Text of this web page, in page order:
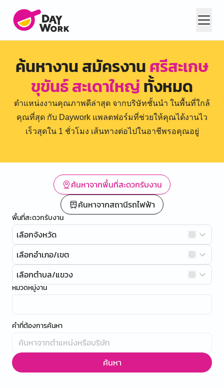
ค้นหางาน สมัครงานศรีสะเกษ
ขุขันธ์ สะเดาใหญ่ทั้งหมด
ตำแหน่งงานคุณภาพดีล่าสุด จากบริษัทชั้นนำ ในพื้นที่ใกล้
คุณที่สุด กับ Daywork แพลตฟอร์มที่ช่วยให้คุณได้งานไว
เร็วสุดใน 1 ชั่วโมง เส้นทางต่อไปในอาชีพรอคุณอยู่
ค้นหาจากพื้นที่สะดวกรับงาน
ค้นหาจากสถานีรถไฟฟ้า
พื้นที่สะดวกรับงาน
เลือกจังหวัด
เลือกอำเภอ/เขต
เลือกตำบล/แขวง
หมวดหมู่งาน
คำที่ต้องการค้นหา
ค้นหา